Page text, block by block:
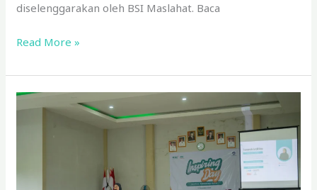
diselenggarakan oleh BSI Maslahat. Baca
Read More »
BSI